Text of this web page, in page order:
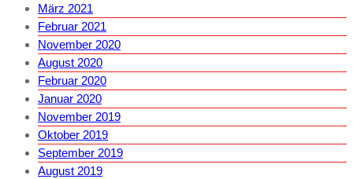
März 2021
Februar 2021
November 2020
August 2020
Februar 2020
Januar 2020
November 2019
Oktober 2019
September 2019
August 2019